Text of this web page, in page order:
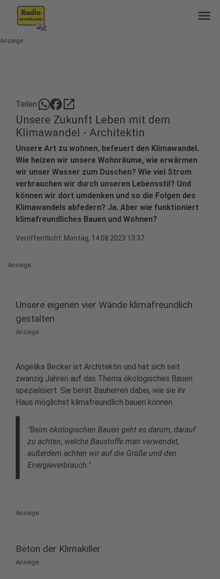
menu
Anzeige
Teilen: open_in_new
Unsere Zukunft Leben mit dem
Klimawandel - Architektin
Unsere Art zu wohnen, befeuert den Klimawandel.
Wie heizen wir unsere Wohnräume, wie erwärmen
wir unser Wasser zum Duschen? Wie viel Strom
verbrauchen wir durch unseren Lebensstil? Und
können wir dort umdenken und so die Folgen des
Klimawandels abfedern? Ja. Aber wie funktioniert
klimafreundliches Bauen und Wohnen?
Veröffentlicht: Montag, 14.08.2023 13:37
Anzeige
Unsere eigenen vier Wände klimafreundlich
gestalten
Anzeige
Angelika Becker ist Architektin und hat sich seit
zwanzig Jahren auf das Thema ökologisches Bauen
spezialisiert. Sie berät Bauherren dabei, wie sie ihr
Haus möglichst klimafreundlich bauen können.
"Beim ökologischen Bauen geht es darum, darauf
zu achten, welche Baustoffe man verwendet,
außerdem achten wir auf die Größe und den
Energieverbrauch."
Anzeige
Beton der Klimakiller
Anzeige